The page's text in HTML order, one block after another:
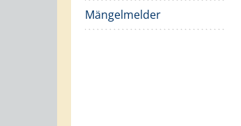
Mängelmelder